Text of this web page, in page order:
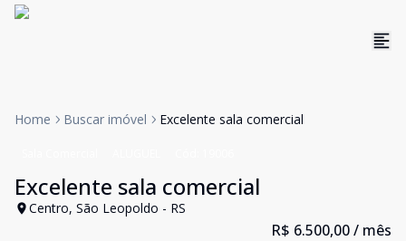
Home Buscar imóvel Excelente sala comercial
Excelente sala comercial
Centro, São Leopoldo - RS
R$ 6.500,00/ mês